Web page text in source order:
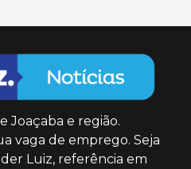
Joaçaba e região.
vaga de emprego. Seja
Luiz, referência em